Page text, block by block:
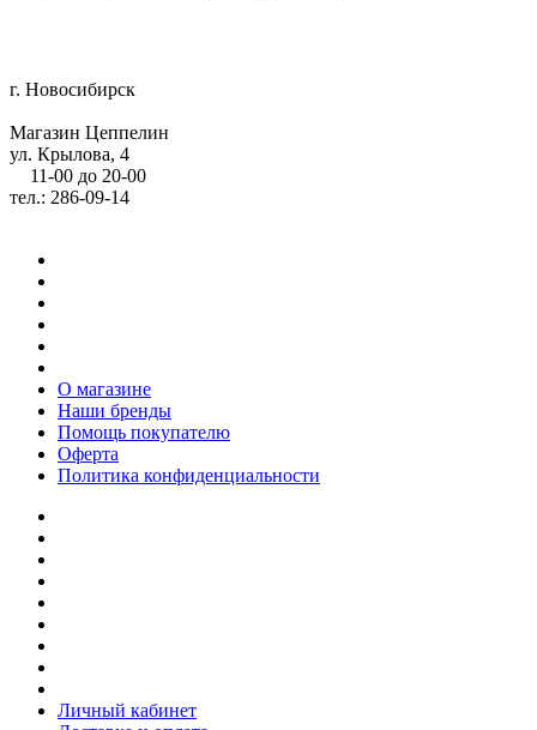
г. Новосибирск
Магазин Цеппелин
ул. Крылова, 4
11-00 до 20-00
тел.: 286-09-14
О магазине
Наши бренды
Помощь покупателю
Оферта
Политика конфиденциальности
Личный кабинет